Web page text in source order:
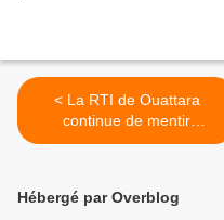
< La RTI de Ouattara
continue de mentir
éhontément sur la relaxe de
Hébergé par Overblog